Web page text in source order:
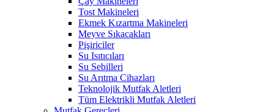
Tost Makineleri
Ekmek Kızartma Makineleri
Meyve Sıkacakları
Pişiriciler
Su Isıtıcıları
Su Sebilleri
Su Arıtma Cihazları
Teknolojik Mutfak Aletleri
Tüm Elektrikli Mutfak Aletleri